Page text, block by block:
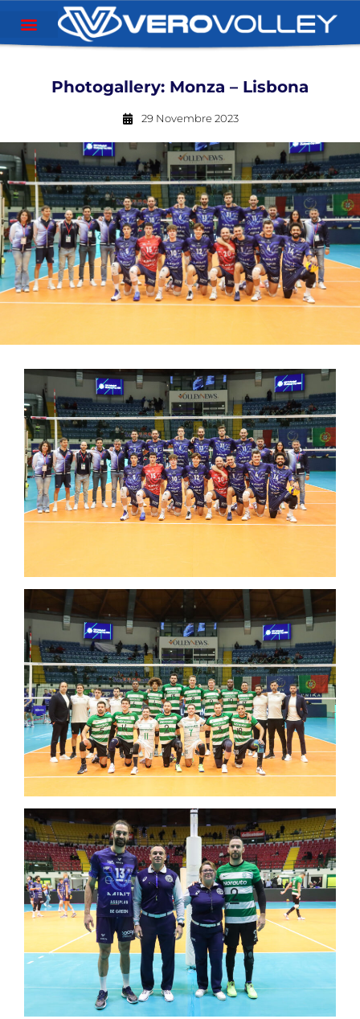
Photogallery: Monza – Lisbona
29 Novembre 2023